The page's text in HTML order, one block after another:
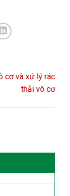
cơ và xử lý rác
thải vô cơ